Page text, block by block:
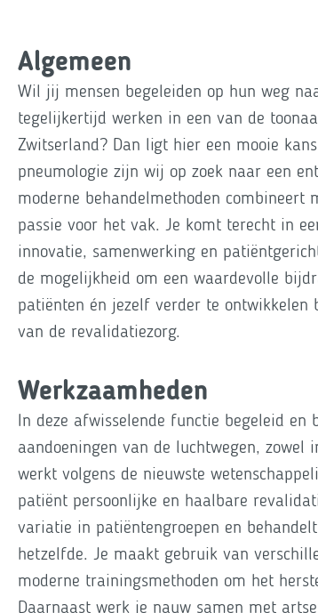
Algemeen
Wil jij mensen begeleiden op hun weg
tegelijkertijd werken in een van de
Zwitserland? Dan ligt hier een mooie
pneumologie zijn wij op zoek naar een
moderne behandelmethoden combineert
passie voor het vak. Je komt terecht in
innovatie, samenwerking en
de mogelijkheid om een waardevolle
patiënten én jezelf verder te ontwikkelen
van de revalidatiezorg.
Werkzaamheden
In deze afwisselende functie begeleid en
aandoeningen van de luchtwegen, zowel
werkt volgens de nieuwste
patiënt persoonlijke en haalbare
variatie in patiëntengroepen en
hetzelfde. Je maakt gebruik van
moderne trainingsmethoden om het
Daarnaast werk je nauw samen met